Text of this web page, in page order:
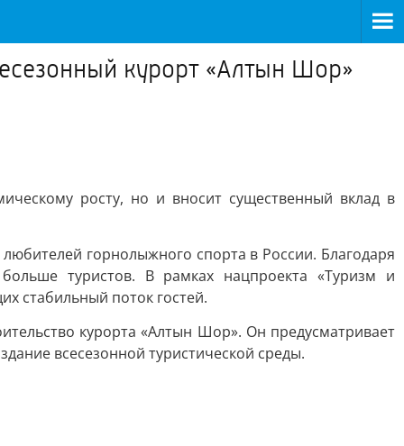
курорт «Алтын Шор»
росту, но и вносит существенный вклад в
горнолыжного спорта в России. Благодаря
туристов. В рамках нацпроекта «Туризм и
стабильный поток гостей.
курорта «Алтын Шор». Он предусматривает
всесезонной туристической среды.